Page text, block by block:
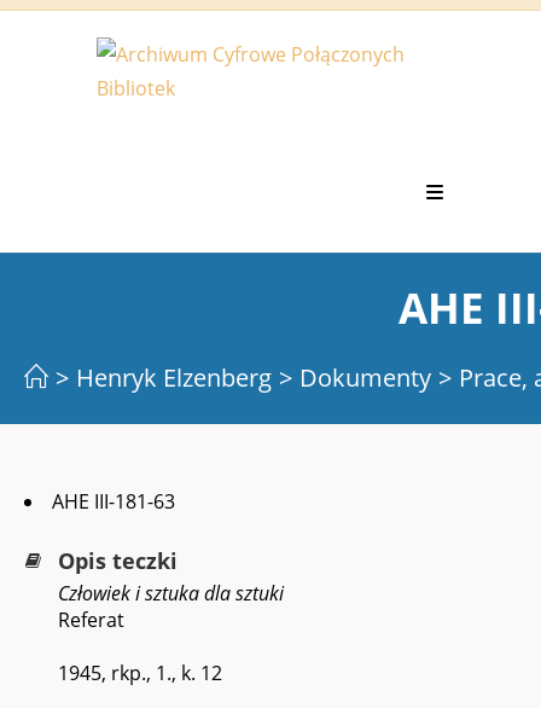
Koniec
AHE
> Henryk Elzenberg > Dokumenty > Prace,
AHE III-181-63
Opis teczki
Człowiek i sztuka dla sztuki
Referat
1945, rkp., 1., k. 12